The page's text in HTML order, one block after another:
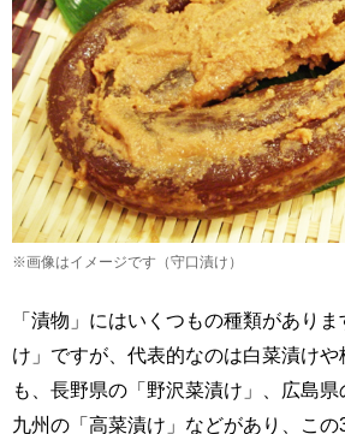
※画像はイメージです（守口漬け）
「漬物」にはいくつもの種類があり
け」ですが、代表的なのは白菜漬けや
も、長野県の「野沢菜漬け」、広島県
九州の「高菜漬け」などがあり、こ